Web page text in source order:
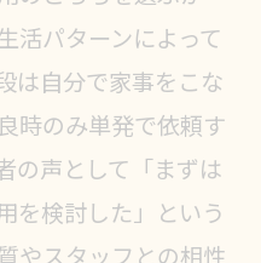
の費用とサービス
金体系を理解して
加料金やオプショ
活パターンによって
は自分で家事をこな
時のみ単発で依頼す
の声として「まずは
を検討した」という